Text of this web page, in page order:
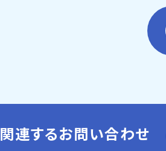
連するお問い合わせ